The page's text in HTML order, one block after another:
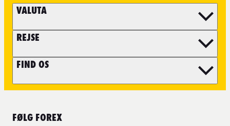
VALUTA
REJSE
FIND OS
FØLG FOREX